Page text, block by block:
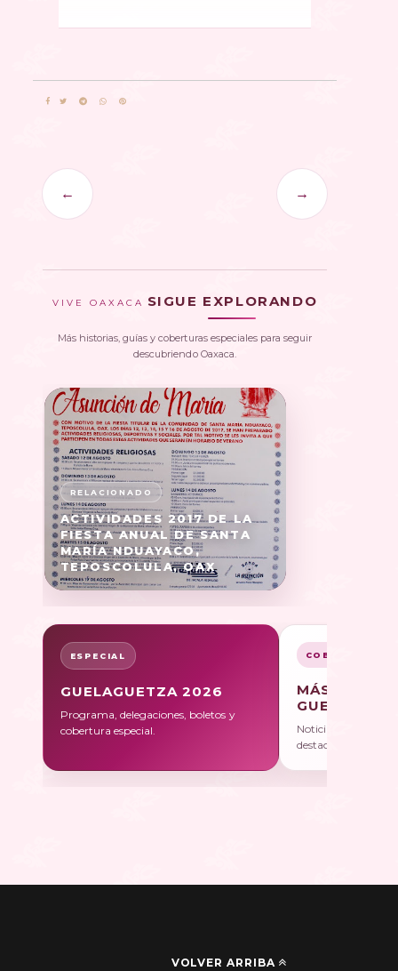
← →
VIVE OAXACA SIGUE EXPLORANDO
Más historias, guías y coberturas especiales para seguir
descubriendo Oaxaca.
ACTIVIDADES 2017 DE LA
FIESTA ANUAL DE SANTA
MARÍA NDUAYACO,
TEPOSCOLULA, OAX
ESPECIAL
GUELAGUETZA 2026
Programa, delegaciones, boletos y
cobertura especial.
COBERTURA
MÁS SOBRE
Noticias, galerías y
destacadas.
VOLVER ARRIBA